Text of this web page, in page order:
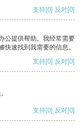
支持[0] 反对[0]
公提供帮助。我经常需要
速找到我需要的信息。
支持[0] 反对[0]
支持[0] 反对[0]